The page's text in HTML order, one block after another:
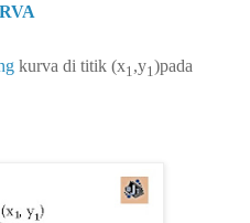
kurva di titik (x1 ,y1 )pada